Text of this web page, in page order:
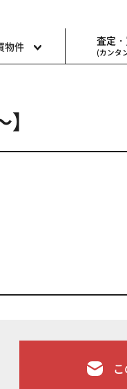
物件 査定
(カンタ